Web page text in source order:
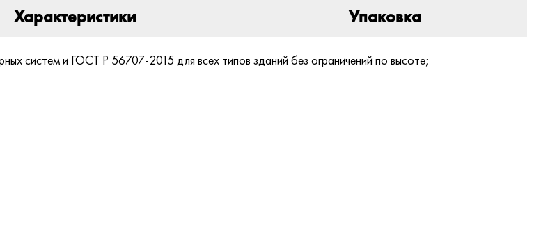
Характеристики Упаковка
систем и ГОСТ Р 56707-2015 для всех типов зданий без ограничений по высоте;